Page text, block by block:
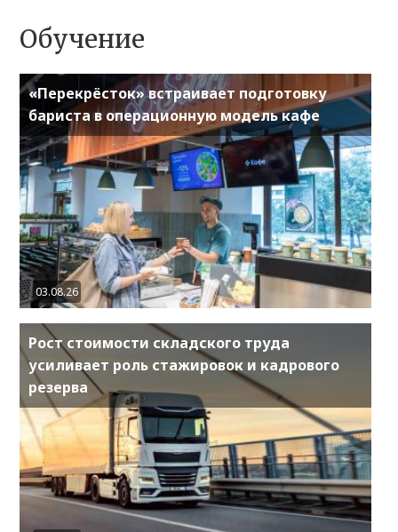
Обучение
«Перекрёсток» встраивает подготовку
бариста в операционную модель кафе
03.08.26
Рост стоимости складского труда
усиливает роль стажировок и кадрового
резерва